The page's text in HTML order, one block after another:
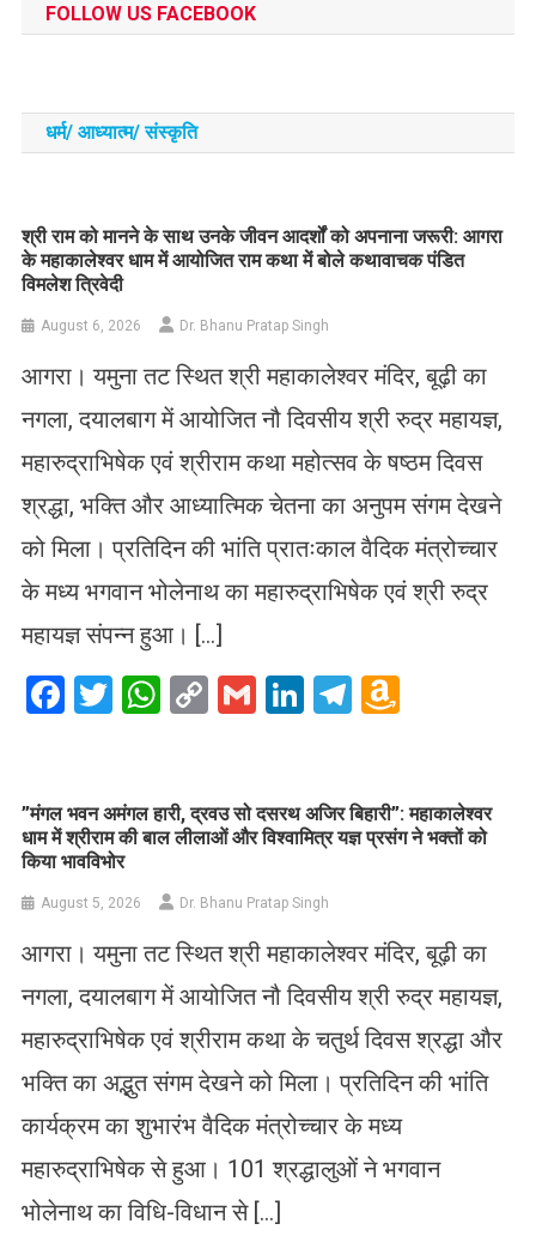
FOLLOW US FACEBOOK
धर्म/ आध्‍यात्‍म/ संस्‍कृति
​श्री राम को मानने के साथ उनके जीवन आदर्शों को अपनाना जरूरी: आगरा
के महाकालेश्वर धाम में आयोजित राम कथा में बोले कथावाचक पंडित
विमलेश त्रिवेदी
August 6, 2026 Dr. Bhanu Pratap Singh
आगरा। यमुना तट स्थित श्री महाकालेश्वर मंदिर, बूढ़ी का
नगला, दयालबाग में आयोजित नौ दिवसीय श्री रुद्र महायज्ञ,
महारुद्राभिषेक एवं श्रीराम कथा महोत्सव के षष्ठम दिवस
श्रद्धा, भक्ति और आध्यात्मिक चेतना का अनुपम संगम देखने
को मिला। प्रतिदिन की भांति प्रातःकाल वैदिक मंत्रोच्चार
के मध्य भगवान भोलेनाथ का महारुद्राभिषेक एवं श्री रुद्र
महायज्ञ संपन्न हुआ। […]
Facebook
Twitter
WhatsApp
CopyGmailLinkedIn
Telegram
​”मंगल भवन अमंगल हारी, द्रवउ सो दसरथ अजिर बिहारी”: महाकालेश्वर
धाम में श्रीराम की बाल लीलाओं और विश्वामित्र यज्ञ प्रसंग ने भक्तों को
किया भावविभोर
August 5, 2026 Dr. Bhanu Pratap Singh
आगरा। यमुना तट स्थित श्री महाकालेश्वर मंदिर, बूढ़ी का
नगला, दयालबाग में आयोजित नौ दिवसीय श्री रुद्र महायज्ञ,
महारुद्राभिषेक एवं श्रीराम कथा के चतुर्थ दिवस श्रद्धा और
भक्ति का अद्भुत संगम देखने को मिला। प्रतिदिन की भांति
कार्यक्रम का शुभारंभ वैदिक मंत्रोच्चार के मध्य
महारुद्राभिषेक से हुआ। 101 श्रद्धालुओं ने भगवान
भोलेनाथ का विधि-विधान से […]